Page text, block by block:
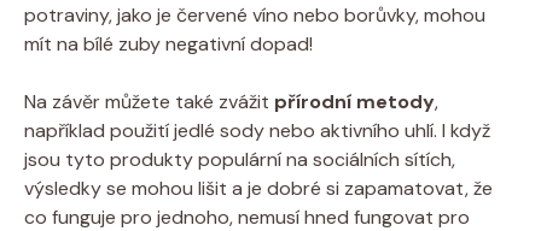
potraviny, jako je červené víno nebo borůvky, mohou
mít na bílé zuby negativní dopad!
Na závěr můžete také zvážit přírodní metody,
například použití jedlé sody nebo aktivního uhlí. I když
jsou tyto produkty populární na sociálních sítích,
výsledky se mohou lišit a je dobré si zapamatovat, že
co funguje pro jednoho, nemusí hned fungovat pro